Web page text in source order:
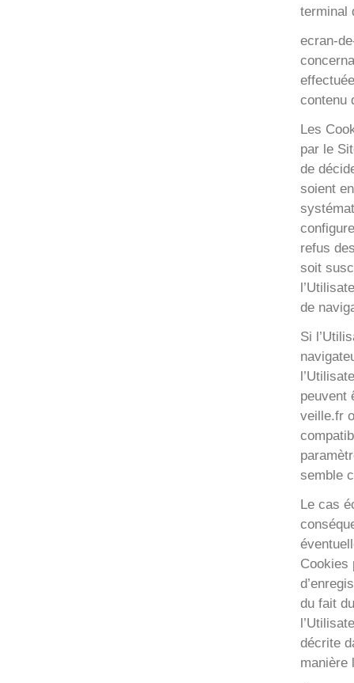
terminal
ecran-
contenu
Les
par le
de
soient
refus
soit
de
Si
peuvent
veille.fr
semble
Le cas
Cookies
du fait
décrite
manière